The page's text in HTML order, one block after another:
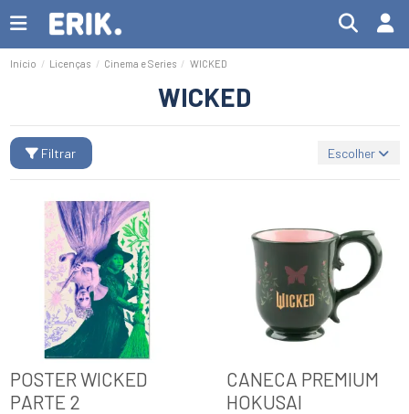
Início Licenças Cinema e Series WICKED
WICKED
Filtrar Escolher
POSTER WICKED
PARTE 2
CANECA PREMIUM
HOKUSAI